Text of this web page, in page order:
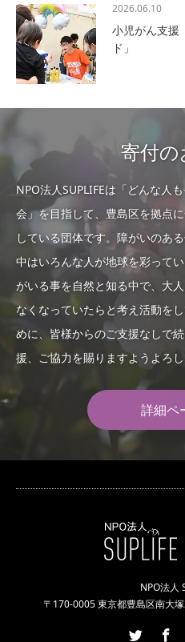
2026.06.10
小児がん支援
ド」
寄付の
NPO法人SUPLIFEは「どんな人
会」を目指して、豊島区を拠点
している団体です。障がいのあ
中はいろんな人が地球を彩って
がいる事を自然と知る中で、大
なくなっていたらと考え活動を
めに、皆様からのご支援なしで
援、ご協力を賜りますようよろし
詳細ペ
NPO法人
〒170-0005 東京都豊島区南大